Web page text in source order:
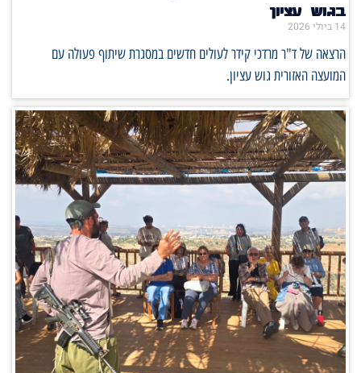
בגוש עציון
14 ביולי 2026
הרצאה של ד"ר מרדכי קידר לעולים חדשים במסגרת שיתוף פעולה עם
המועצה האזורית גוש עציון.